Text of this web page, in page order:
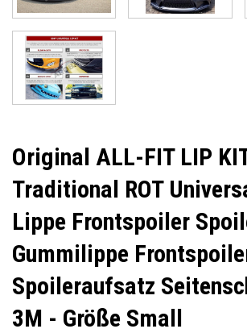
Original ALL-FIT LIP
Traditional ROT
Lippe Frontspoiler
Gummilippe
Spoileraufsatz
3M - Größe Small